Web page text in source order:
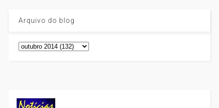
Arquivo do blog